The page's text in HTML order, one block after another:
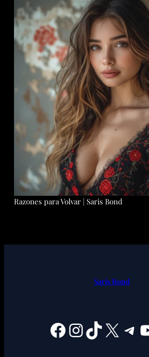
Razones para Volvar | Saris Bond
Saris Bond
Facebook InstagramTikTok X Telegram YouTube